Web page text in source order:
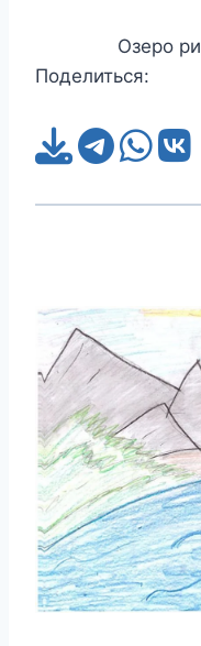
Озеро
Поделиться: